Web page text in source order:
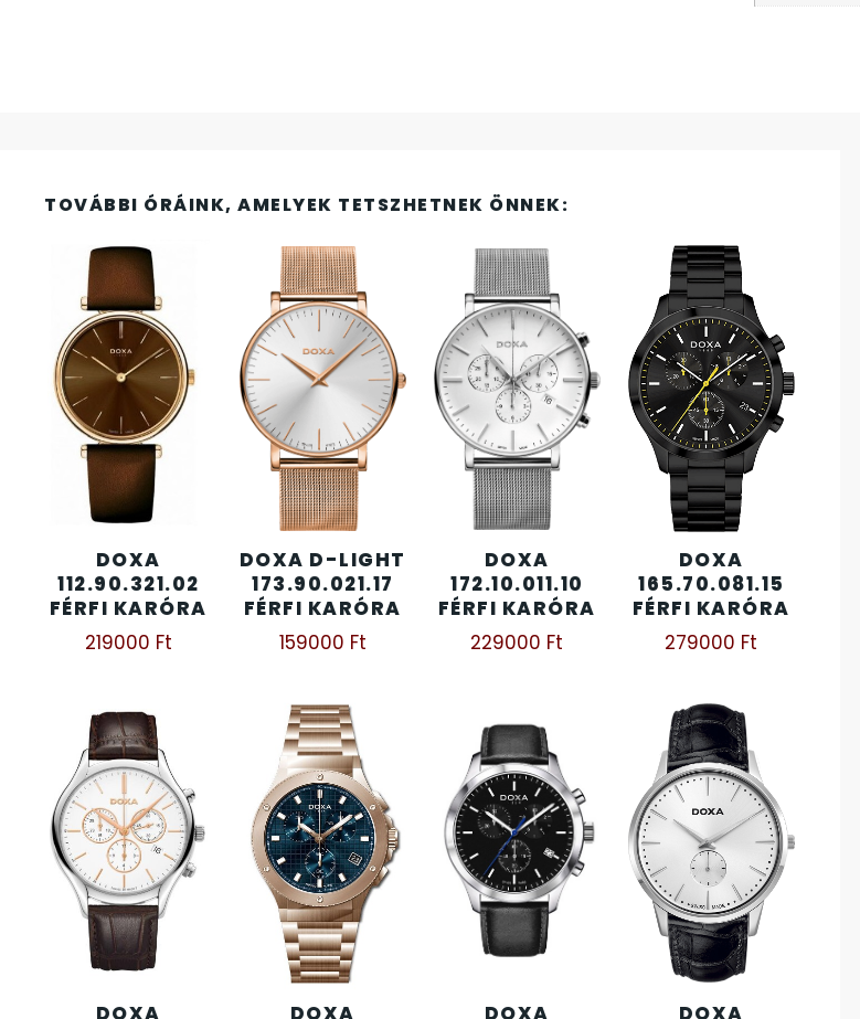
TOVÁBBI ÓRÁINK, AMELYEK TETSZHETNEK ÖNNEK:
DOXA
112.90.321.02
FÉRFI KARÓRA
219000 Ft
DOXA D-LIGHT
173.90.021.17
FÉRFI KARÓRA
159000 Ft
DOXA
172.10.011.10
FÉRFI KARÓRA
229000 Ft
DOXA
165.70.081.15
FÉRFI KARÓRA
279000 Ft
DOXA
DOXA
DOXA
DOXA
GUESS KARÓRÁK
HÁLÓZATI ÓRÁK 19
HOLLÓHÁZI PORCELÁN
ICE WATCH 226
KANDALLÓÓRÁK
KENNETH COLE
LORUS 237
MÁRKÁS KARÓRA SZÍJAK
MASERATI 95
MORGAN 3
OKOSÓRA SZÍJAK
OKOSÓRÁK